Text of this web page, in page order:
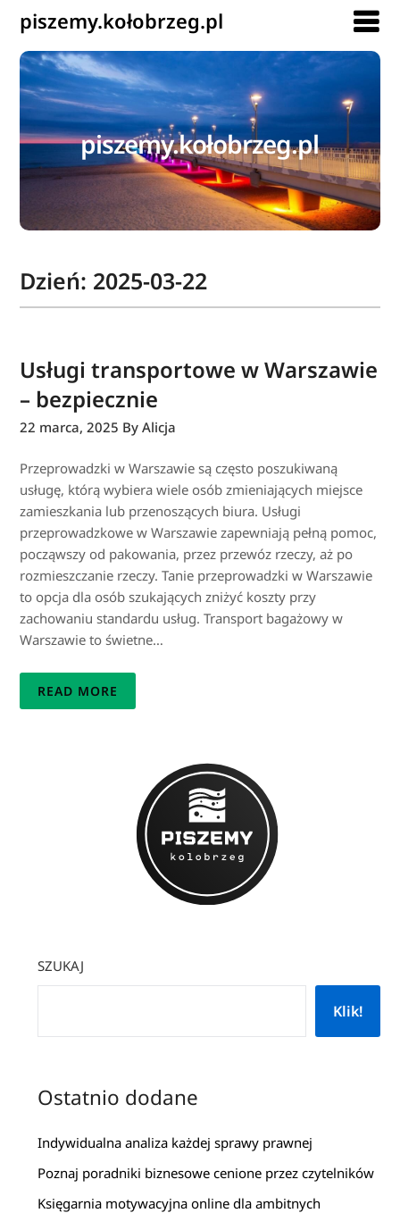
piszemy.kołobrzeg.pl
piszemy.kołobrzeg.pl
Dzień: 2025-03-22
Usługi transportowe w Warszawie
– bezpiecznie
22 marca, 2025 By Alicja
Przeprowadzki w Warszawie są często poszukiwaną
usługę, którą wybiera wiele osób zmieniających miejsce
zamieszkania lub przenoszących biura. Usługi
przeprowadzkowe w Warszawie zapewniają pełną pomoc,
począwszy od pakowania, przez przewóz rzeczy, aż po
rozmieszczanie rzeczy. Tanie przeprowadzki w Warszawie
to opcja dla osób szukających zniżyć koszty przy
zachowaniu standardu usług. Transport bagażowy w
Warszawie to świetne…
READ MORE
SZUKAJ
Klik!
Ostatnio dodane
Indywidualna analiza każdej sprawy prawnej
Poznaj poradniki biznesowe cenione przez czytelników
Księgarnia motywacyjna online dla ambitnych